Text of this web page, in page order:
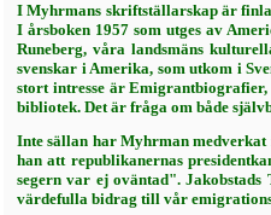
I Myhrmans skriftställarskap är
I årsboken 1957 som utges av
Runeberg, våra landsmäns
svenskar i Amerika, som utkom i
stort intresse är
bibliotek. Det är fråga om både
Inte sällan har Myhrman
han att republi­kanernas
segern var ej oväntad".
värde­fulla bidrag till vår